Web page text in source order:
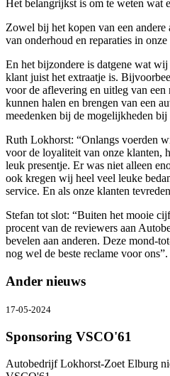
Het belangrijkst is om te weten wat
Zowel bij het kopen van een
van onderhoud en reparaties in
En het bijzondere is datgene wat
klant juist het extraatje is.
voor de aflevering en uitleg van
kunnen halen en brengen van een
meedenken bij de mogelijkheden bij
Ruth Lokhorst: “Onlangs voerden
voor de loyaliteit van onze klanten,
leuk presentje. Er was niet alleen
ook kregen wij heel veel leuke
service. En als onze klanten
Stefan tot slot: “Buiten het mooie
procent van de reviewers aan
bevelen aan anderen. Deze mond-
nog wel de beste reclame voor ons”.
Ander nieuws
17-05-2024
Sponsoring VSCO'61
Autobedrijf Lokhorst-Zoet Elburg